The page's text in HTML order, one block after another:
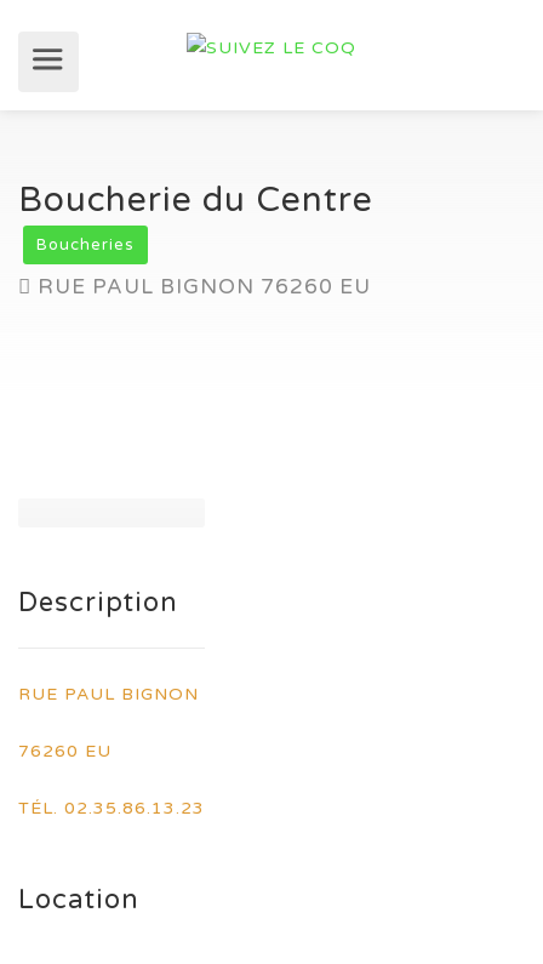
Boucherie du Centre
Boucheries
RUE PAUL BIGNON 76260 EU
Description
RUE PAUL BIGNON
76260 EU
TÉL. 02.35.86.13.23
Location